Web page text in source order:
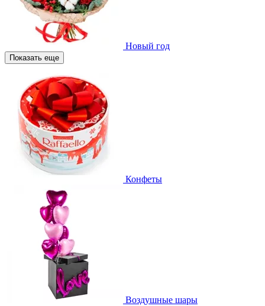
Новый год
Показать еще
Конфеты
Воздушные шары